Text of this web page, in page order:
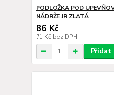
PODLOŽKA POD
NÁDRŽE JR ZLATÁ
86 Kč
71 Kč bez DPH
Přidat